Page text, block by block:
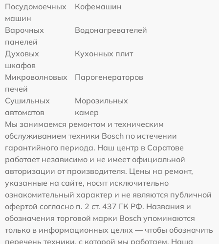
Посудомоечных
машин
Кофемашин
Варочных
панелей
Водонагревателей
Духовых
шкафов
Кухонных плит
Микроволновых
печей
Парогенераторов
Сушильных
автоматов
Морозильных
камер
Мы занимаемся ремонтом и техническим
обслуживанием техники Bosch по истечении
гарантийного периода. Наш центр в Саратове
работает независимо и не имеет официальной
авторизации от производителя. Цены на ремонт,
указанные на сайте, носят исключительно
ознакомительный характер и не являются публичной
офертой согласно п. 2 ст. 437 ГК РФ. Названия и
обозначения торговой марки Bosch упоминаются
только в информационных целях — чтобы обозначить
перечень техники, с которой мы работаем. Наша